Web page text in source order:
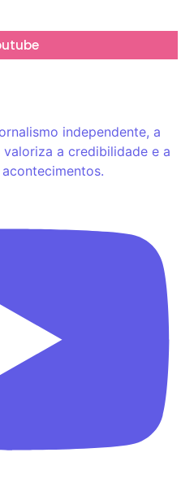
independente, a
a credibilidade e a